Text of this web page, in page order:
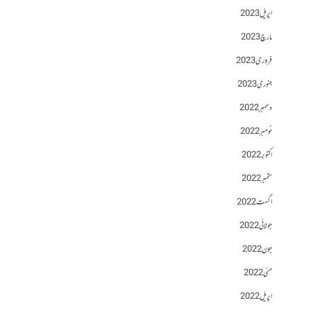
اپریل 2023
مارچ 2023
فروری 2023
جنوری 2023
دسمبر 2022
نومبر 2022
اکتوبر 2022
ستمبر 2022
اگست 2022
جولائی 2022
جون 2022
مئی 2022
اپریل 2022